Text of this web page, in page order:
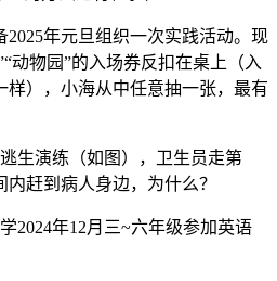
2025年元旦组织一次实践活动。现
动物园”的入场券反扣在桌上（入
样），小海从中任意抽一张，最有
生演练（如图），卫生员走第
赶到病人身边，为什么？
2024年12月三~六年级参加英语